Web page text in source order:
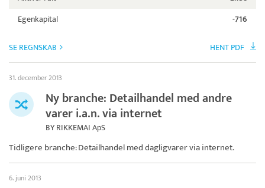
Egenkapital
-716
SE REGNSKAB HENT PDF
31. december 2013
Ny branche: Detailhandel med andre
varer i.a.n. via internet
BY RIKKEMAI ApS
Tidligere branche: Detailhandel med dagligvarer via internet.
6. juni 2013